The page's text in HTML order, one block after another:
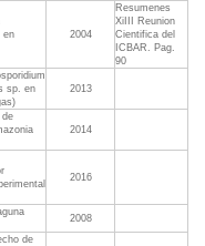
en
2004
Resumenes
XiIII Reunion
Cientifica del
ICBAR. Pag.
90
sp. en
2013
de
2014
2016
2008
de